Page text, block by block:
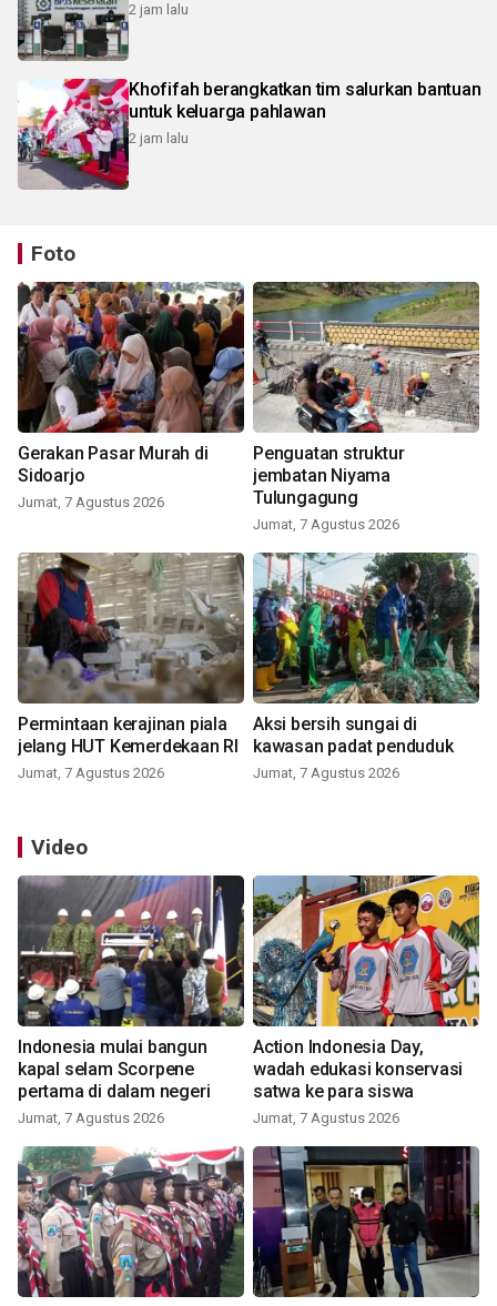
2 jam lalu
Khofifah berangkatkan tim salurkan bantuan
untuk keluarga pahlawan
2 jam lalu
Foto
Gerakan Pasar Murah di
Sidoarjo
Jumat, 7 Agustus 2026
Penguatan struktur
jembatan Niyama
Tulungagung
Jumat, 7 Agustus 2026
Permintaan kerajinan piala
jelang HUT Kemerdekaan RI
Jumat, 7 Agustus 2026
Aksi bersih sungai di
kawasan padat penduduk
Jumat, 7 Agustus 2026
Video
Indonesia mulai bangun
kapal selam Scorpene
pertama di dalam negeri
Jumat, 7 Agustus 2026
Action Indonesia Day,
wadah edukasi konservasi
satwa ke para siswa
Jumat, 7 Agustus 2026